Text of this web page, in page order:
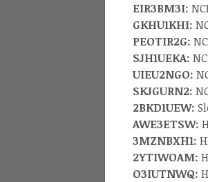
EIR3BM3I:
GKHU1KHI:
PEOTIR2G:
SJH1UEKA:
UIEU2NGO:
SKJGURN2:
2BKD1UEW:
AWE3ETSW:
3MZNBXH1:
2YTIWOAM:
O3IUTNWQ: